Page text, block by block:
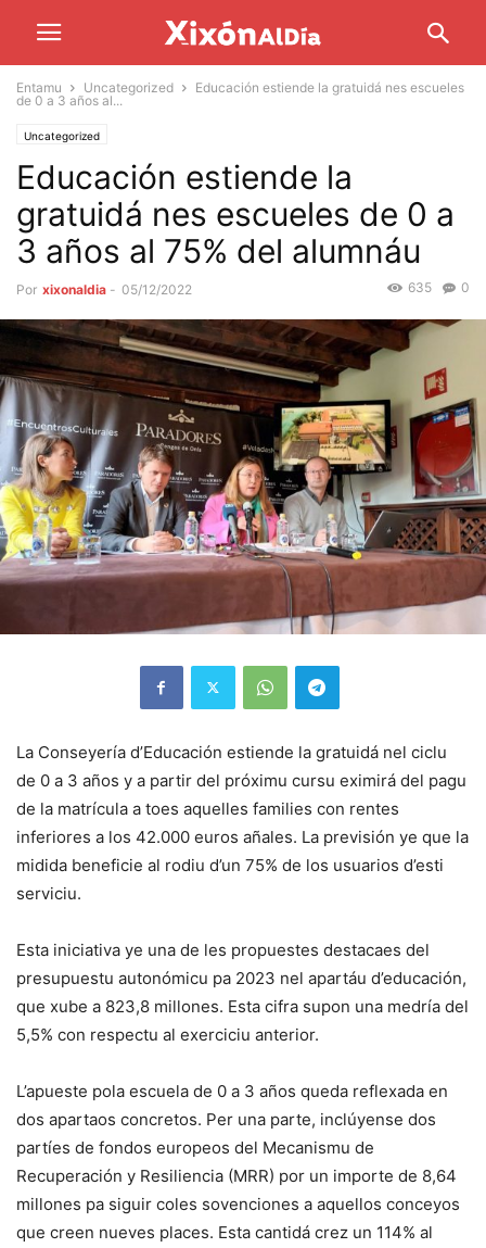
Entamu Uncategorized
Educación estiende la gratuidá nes escueles
de 0 a 3 años al...
Uncategorized
Educación estiende la
gratuidá nes escueles de 0 a
3 años al 75% del alumnáu
Por xixonaldia - 05/12/2022 0
635
La Conseyería d’Educación estiende la gratuidá nel ciclu
de 0 a 3 años y a partir del próximu cursu eximirá del pagu
de la matrícula a toes aquelles families con rentes
inferiores a los 42.000 euros añales. La previsión ye que la
midida beneficie al rodiu d’un 75% de los usuarios d’esti
serviciu.
Esta iniciativa ye una de les propuestes destacaes del
presupuestu autonómicu pa 2023 nel apartáu d’educación,
que xube a 823,8 millones. Esta cifra supon una medría del
5,5% con respectu al exerciciu anterior.
L’apueste pola escuela de 0 a 3 años queda reflexada en
dos apartaos concretos. Per una parte, inclúyense dos
partíes de fondos europeos del Mecanismu de
Recuperación y Resiliencia (MRR) por un importe de 8,64
millones pa siguir coles sovenciones a aquellos conceyos
que creen nueves places. Esta cantidá crez un 114% al